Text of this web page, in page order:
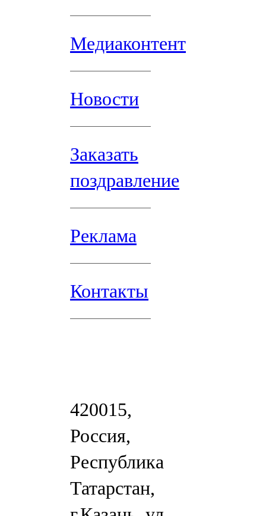
Медиаконтент
Новости
Заказать
поздравление
Реклама
Контакты
420015,
Россия,
Республика
Татарстан,